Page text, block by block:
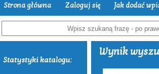
Strona główna Zaloguj się Jak dodać
Statystyki katalogu:
Wynik